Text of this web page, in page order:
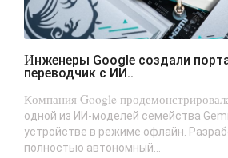
Инженеры Google создали портативный офлайн-
переводчик с ИИ..
Компания Google
одной из ИИ-моделей семейства
устройстве в режиме офлайн.
полностью автономный...